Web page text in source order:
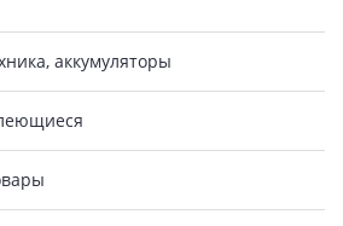
аккумуляторы